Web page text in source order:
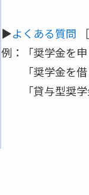
▶よくある質問
例：「奨学金を
「奨学金を借
「貸与型奨学